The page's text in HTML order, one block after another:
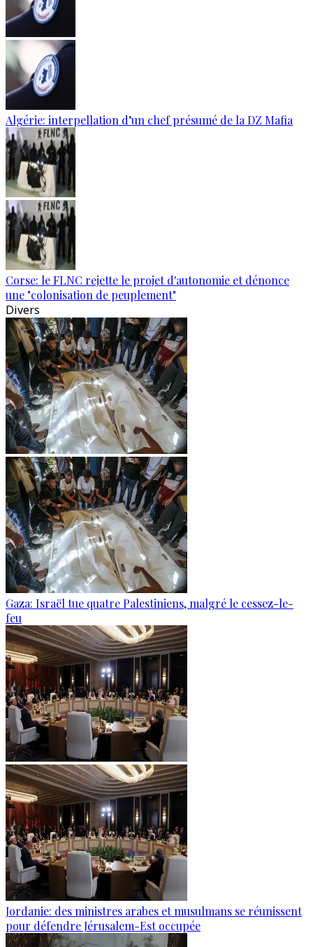
Algérie: interpellation d’un chef présumé de la DZ Mafia
Corse: le FLNC rejette le projet d'autonomie et dénonce
une "colonisation de peuplement"
Divers
Gaza: Israël tue quatre Palestiniens, malgré le cessez-le-
feu
Jordanie: des ministres arabes et musulmans se réunissent
pour défendre Jérusalem-Est occupée